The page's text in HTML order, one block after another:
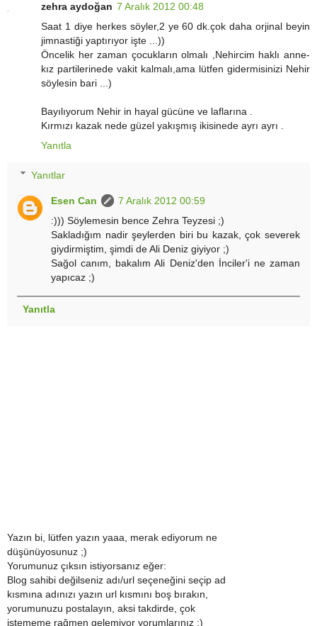
zehra aydoğan 7 Aralık 2012 00:48
Saat 1 diye herkes söyler,2 ye 60 dk.çok daha orjinal beyin
jimnastiği yaptırıyor işte ...))
Öncelik her zaman çocukların olmalı ,Nehircim haklı anne-
kız partilerinede vakit kalmalı,ama lütfen gidermisinizi Nehir
söylesin bari ...)
Bayılıyorum Nehir in hayal gücüne ve laflarına .
Kırmızı kazak nede güzel yakışmış ikisinede ayrı ayrı .
Yanıtla
Yanıtlar
Esen Can
7 Aralık 2012 00:59
:))) Söylemesin bence Zehra Teyzesi ;)
Sakladığım nadir şeylerden biri bu kazak, çok severek
giydirmiştim, şimdi de Ali Deniz giyiyor ;)
Sağol canım, bakalım Ali Deniz'den İnciler'i ne zaman
yapıcaz ;)
Yanıtla
Yazın bi, lütfen yazın yaaa, merak ediyorum ne
düşünüyosunuz ;)
Yorumunuz çıksın istiyorsanız eğer:
Blog sahibi değilseniz adı/url seçeneğini seçip ad
kısmına adınızı yazın url kısmını boş bırakın,
yorumunuzu postalayın, aksi takdirde, çok
istememe rağmen gelemiyor yorumlarınız :)